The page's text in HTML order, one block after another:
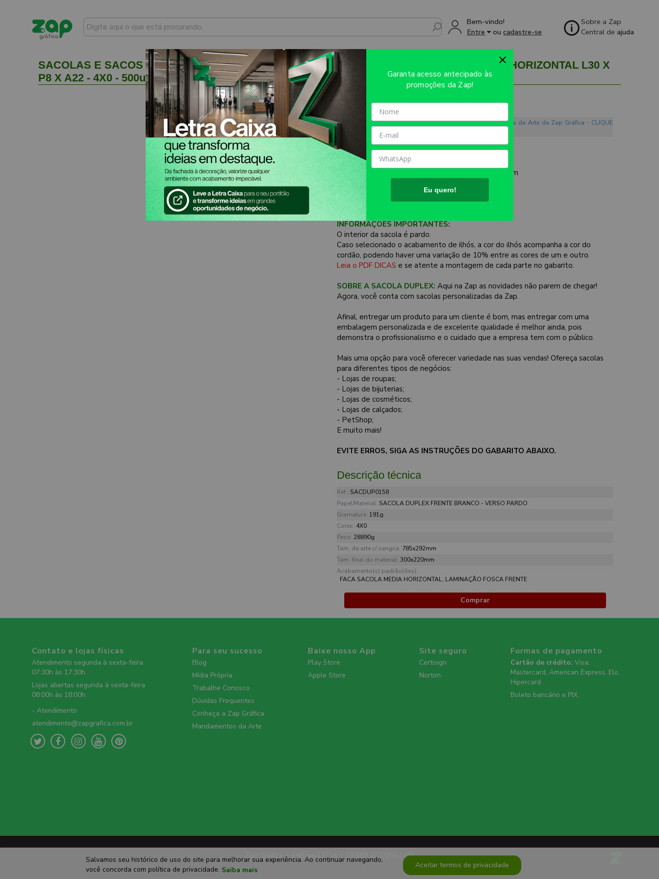
Bem-vindo!
Entre
oucadastre-se
Sobre a Zap
Central deajuda
SACOLAS E SACOS SACOLAS DUPLEX 191G BRANCO COM VERNIZ LOCALIZADO MÉDIA HORIZONTAL L30 X
P8 X A22 - 4X0 - 500unid - SACDUP0158
Sobre o produto
Evite refugos e erros de impressão. Conheça os Mandamentos da Arte da Zap Gráfica - CLIQUE
MATÉRIA PRIMA:DUPLEX 191G
TAMANHO FINAL DO PRODUTO:
L30 x P8 x A22cm
aproximadamente.
TIPO DE IMPRESSÃO:OFFSET
INFORMAÇÕES IMPORTANTES:
O interior da sacola é pardo.
Caso selecionado o acabamento de ilhós, a cor do ilhós acompanha a cor do
cordão, podendo haver uma variação de 10% entre as cores de um e outro.
Leia o PDF DICAS e se atente a montagem de cada parte no gabarito.
SOBRE A SACOLA DUPLEX: Aqui na Zap as novidades não parem de chegar!
Agora, você conta com sacolas personalizadas da Zap.
Afinal, entregar um produto para um cliente é bom, mas entregar com uma
embalagem personalizada e de excelente qualidade é melhor ainda, pois
demonstra o profissionalismo e o cuidado que a empresa tem com o público.
Mais uma opção para você oferecer variedade nas suas vendas! Ofereça sacolas
para diferentes tipos de negócios:
- Lojas de roupas;
- Lojas de bijuterias;
- Lojas de cosméticos;
- Lojas de calçados;
- PetShop;
E muito mais!
EVITE ERROS, SIGA AS INSTRUÇÕES DO GABARITO ABAIXO.
Descrição técnica
Ref.: SACDUP0158
Papel/Material: SACOLA DUPLEX FRENTE BRANCO - VERSO PARDO
Gramatura: 191g
Cores: 4X0
Peso: 28890g
Tam. da arte c/ sangria: 785x292mm
Tam. final do material: 300x220mm
Acabamento(s) padrão(ões):
FACA SACOLA MEDIA HORIZONTAL, LAMINAÇÃO FOSCA FRENTE
Comprar
Contato e lojas físicas
Atendimento segunda à sexta-feira
07:30h às 17:30h
Lojas abertas segunda à sexta-feira
08:00h às 18:00h
- Atendimento
atendimento@zapgrafica.com.br
Para seu sucesso
Blog
Mídia Própria
Trabalhe Conosco
Dúvidas Frequentes
Conheça a Zap Gráfica
Mandamentos da Arte
Baixe nosso App
Play Store
Apple Store
Site seguro
Certisign
Norton
Formas de pagamento
Cartão de crédito: Visa,
Mastercard, American Express, Elo,
Hipercard.
Boleto bancário e PIX.
Zap Gráfica e Editora LTDA - 10.588.201/0001-05
Salvamos seu histórico de uso do site para melhorar sua experiência. Ao continuar navegando,
você concorda com política de privacidade. Saiba mais
Aceitar termos de privacidade
Garanta acesso antecipado às
promoções da Zap!
Eu quero!